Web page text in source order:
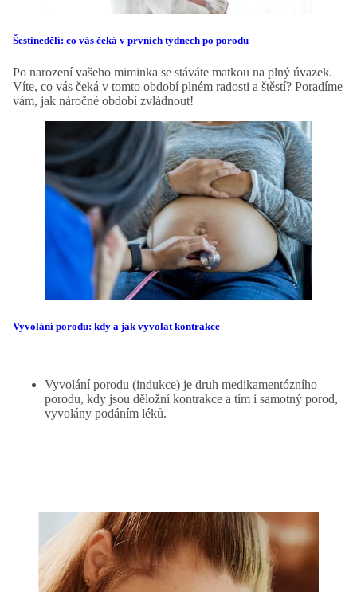
Šestinedělí: co vás čeká v prvních týdnech po porodu
Po narození vašeho miminka se stáváte matkou na plný úvazek.
Víte, co vás čeká v tomto období plném radosti a štěstí? Poradíme
vám, jak náročné období zvládnout!
Vyvolání porodu: kdy a jak vyvolat kontrakce
Vyvolání porodu (indukce) je druh medikamentózního
porodu, kdy jsou děložní kontrakce a tím i samotný porod,
vyvolány podáním léků.